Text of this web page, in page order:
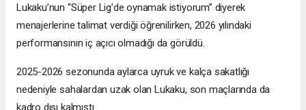
Lukaku’nun “Süper Lig’de oynamak istiyorum” diyerek
menajerlerine talimat verdiği öğrenilirken, 2026 yılındaki
performansının iç açıcı olmadığı da görüldü.
2025-2026 sezonunda aylarca uyruk ve kalça sakatlığı
nedeniyle sahalardan uzak olan Lukaku, son maçlarında da
kadro dışı kalmıştı.